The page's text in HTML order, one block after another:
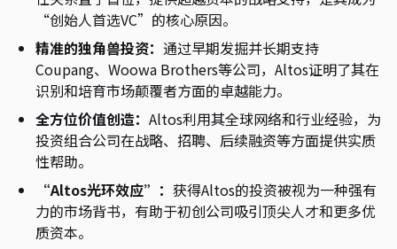
“创始人首选VC”的核心原因。
精准的独角兽投资： 通过早期发掘并长期支持
Coupang、Woowa Brothers等公司，Altos证明了其在
识别和培育市场颠覆者方面的卓越能力。
全方位价值创造： Altos利用其全球网络和行业经验，为
投资组合公司在战略、招聘、后续融资等方面提供实质
性帮助。
“Altos光环效应”： 获得Altos的投资被视为一种强有
力的市场背书，有助于初创公司吸引顶尖人才和更多优
质资本。